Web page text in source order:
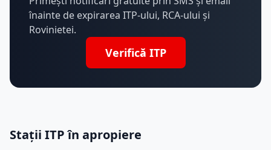
înainte de expirarea ITP-ului, RCA-ului și
Rovinietei.
Verifică ITP
Stații ITP în apropiere